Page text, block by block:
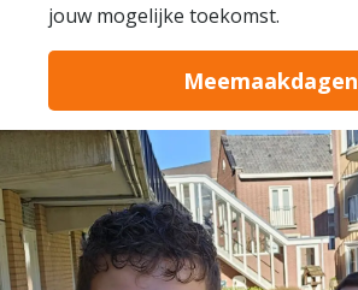
jouw mogelijke toekomst.
Meemaakdagen